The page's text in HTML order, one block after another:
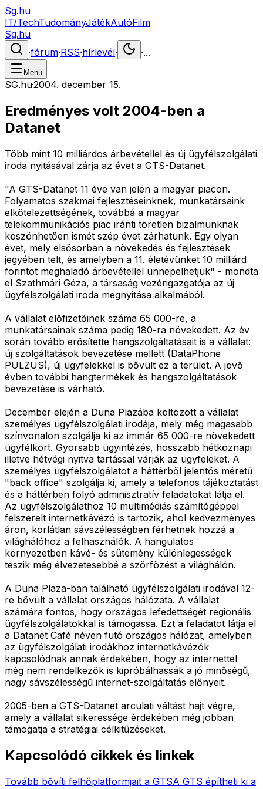
Sg.hu
IT/TechTudományJátékAutóFilm
Sg.hu
·fórum·RSS·hírlevél· ·...
Menü
SG.hu·2004. december 15.
Eredményes volt 2004-ben a
Datanet
Több mint 10 milliárdos árbevétellel és új ügyfélszolgálati
iroda nyitásával zárja az évet a GTS-Datanet.
"A GTS-Datanet 11 éve van jelen a magyar piacon.
Folyamatos szakmai fejlesztéseinknek, munkatársaink
elkötelezettségének, továbbá a magyar
telekommunikációs piac iránti töretlen bizalmunknak
köszönhetően ismét szép évet zárhatunk. Egy olyan
évet, mely elsősorban a növekedés és fejlesztések
jegyében telt, és amelyben a 11. életévünket 10 milliárd
forintot meghaladó árbevétellel ünnepelhetjük" - mondta
el Szathmári Géza, a társaság vezérigazgatója az új
ügyfélszolgálati iroda megnyitása alkalmából.
A vállalat előfizetőinek száma 65 000-re, a
munkatársainak száma pedig 180-ra növekedett. Az év
során tovább erősítette hangszolgáltatásait is a vállalat:
új szolgáltatások bevezetése mellett (DataPhone
PULZUS), új ügyfelekkel is bővült ez a terület. A jövő
évben további hangtermékek és hangszolgáltatások
bevezetése is várható.
December elején a Duna Plazába költözött a vállalat
személyes ügyfélszolgálati irodája, mely még magasabb
színvonalon szolgálja ki az immár 65 000-re növekedett
ügyfélkört. Gyorsabb ügyintézés, hosszabb hétköznapi
illetve hétvégi nyitva tartással várják az ügyfeleket. A
személyes ügyfélszolgálatot a háttérből jelentős méretű
"back office" szolgálja ki, amely a telefonos tájékoztatást
és a háttérben folyó adminisztratív feladatokat látja el.
Az ügyfélszolgálathoz 10 multimédiás számítógéppel
felszerelt internetkávézó is tartozik, ahol kedvezményes
áron, korlátlan sávszélességben férhetnek hozzá a
világhálóhoz a felhasználók. A hangulatos
környezetben kávé- és sütemény különlegességek
teszik még élvezetesebbé a szörfözést a világhálón.
A Duna Plaza-ban található ügyfélszolgálati irodával 12-
re bővült a vállalat országos hálózata. A vállalat
számára fontos, hogy országos lefedettségét regionális
ügyfélszolgálatokkal is támogassa. Ezt a feladatot látja el
a Datanet Café néven futó országos hálózat, amelyben
az ügyfélszolgálati irodákhoz internetkávézók
kapcsolódnak annak érdekében, hogy az internettel
még nem rendelkezők is kipróbálhassák a jó minőségű,
nagy sávszélességű internet-szolgáltatás előnyeit.
2005-ben a GTS-Datanet arculati váltást hajt végre,
amely a vállalat sikeressége érdekében még jobban
támogatja a stratégiai célkitűzéseket.
Kapcsolódó cikkek és linkek
Tovább bővíti felhőplatformjait a GTSA GTS építheti ki a